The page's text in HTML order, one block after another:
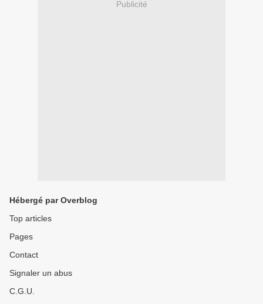
Publicité
Hébergé par Overblog
Top articles
Pages
Contact
Signaler un abus
C.G.U.